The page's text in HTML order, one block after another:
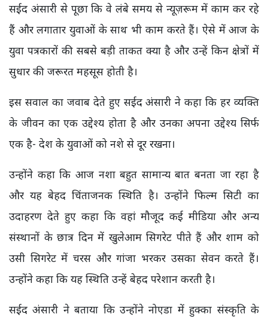
सईद अंसारी से पूछा कि वे लंबे समय से न्यूज़रूम में काम कर रहे
हैं और लगातार युवाओं के साथ भी काम करते हैं। ऐसे में आज के
युवा पत्रकारों की सबसे बड़ी ताकत क्या है और उन्हें किन क्षेत्रों में
सुधार की जरूरत महसूस होती है।
इस सवाल का जवाब देते हुए सईद अंसारी ने कहा कि हर व्यक्ति
के जीवन का एक उद्देश्य होता है और उनका अपना उद्देश्य सिर्फ
एक है- देश के युवाओं को नशे से दूर रखना।
उन्होंने कहा कि आज नशा बहुत सामान्य बात बनता जा रहा है
और यह बेहद चिंताजनक स्थिति है। उन्होंने फिल्म सिटी का
उदाहरण देते हुए कहा कि वहां मौजूद कई मीडिया और अन्य
संस्थानों के छात्र दिन में खुलेआम सिगरेट पीते हैं और शाम को
उसी सिगरेट में चरस और गांजा भरकर उसका सेवन करते हैं।
उन्होंने कहा कि यह स्थिति उन्हें बेहद परेशान करती है।
सईद अंसारी ने बताया कि उन्होंने नोएडा में हुक्का संस्कृति के